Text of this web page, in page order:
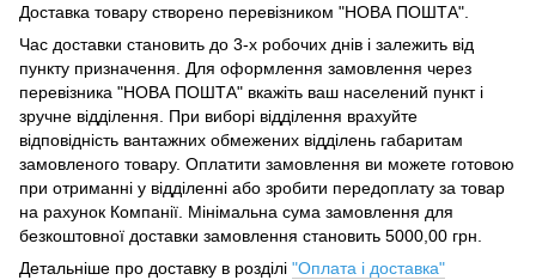
Доставка товару створено перевізником "НОВА ПОШТА".
Час доставки становить до 3-х робочих днів і залежить від
пункту призначення. Для оформлення замовлення через
перевізника "НОВА ПОШТА" вкажіть ваш населений пункт і
зручне відділення.
При виборі відділення врахуйте
відповідність вантажних обмежених відділень габаритам
замовленого товару. Оплатити замовлення ви можете готовою
при отриманні у відділенні або зробити передоплату за товар
на рахунок Компанії. Мінімальна сума замовлення для
безкоштовної доставки замовлення становить 5000,00 грн.
Детальніше про доставку в розділі "Оплата і доставка"